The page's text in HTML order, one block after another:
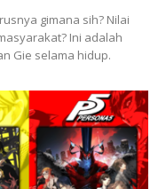
gimana sih? Nilai
Ini adalah
Gie selama hidup.